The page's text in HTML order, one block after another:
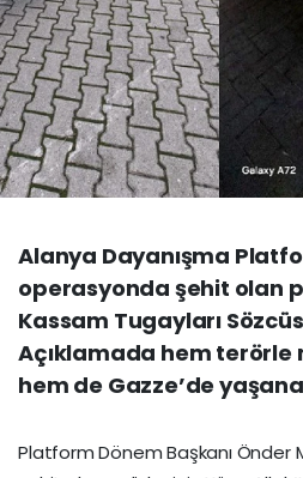
Alanya Dayanışma
operasyonda şehit olan
Kassam Tugayları
Açıklamada hem terörle
hem de Gazze’de
Platform Dönem Başkanı Önder